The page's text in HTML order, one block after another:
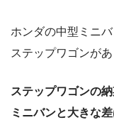
ホンダの中型ミニ
ステップワゴンがあ
ステップワゴンの
ミニバンと大きな